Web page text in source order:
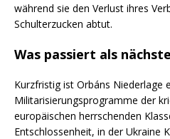
während sie den Verlust ihres
Schulterzucken abtut.
Was passiert als
Kurzfristig ist Orbáns Niederlage
Militarisierungsprogramme der
europäischen herrschenden
Entschlossenheit, in der Ukraine